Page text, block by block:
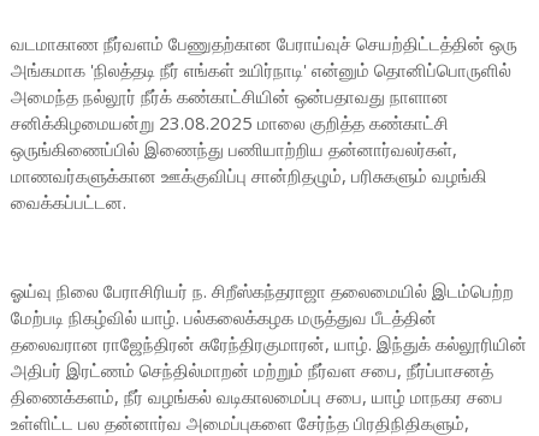
வடமாகாண நீர்வளம் பேணுதற்கான பேராய்வுச் செயற்திட்டத்தின் ஒரு
அங்கமாக 'நிலத்தடி நீர் எங்கள் உயிர்நாடி' என்னும் தொனிப்பொருளில்
அமைந்த நல்லூர் நீர்க் கண்காட்சியின் ஒன்பதாவது நாளான
சனிக்கிழமையன்று 23.08.2025 மாலை குறித்த கண்காட்சி
ஒருங்கிணைப்பில் இணைந்து பணியாற்றிய தன்னார்வலர்கள்,
மாணவர்களுக்கான ஊக்குவிப்பு சான்றிதழும், பரிசுகளும் வழங்கி
வைக்கப்பட்டன.
ஓய்வு நிலை பேராசிரியர் ந. சிறீஸ்கந்தராஜா தலைமையில் இடம்பெற்ற
மேற்படி நிகழ்வில் யாழ். பல்கலைக்கழக மருத்துவ பீடத்தின்
தலைவரான ராஜேந்திரன் சுரேந்திரகுமாரன், யாழ். இந்துக் கல்லூரியின்
அதிபர் இரட்ணம் செந்தில்மாறன் மற்றும் நீர்வள சபை, நீர்ப்பாசனத்
திணைக்களம், நீர் வழங்கல் வடிகாலமைப்பு சபை, யாழ் மாநகர சபை
உள்ளிட்ட பல தன்னார்வ அமைப்புகளை சேர்ந்த பிரதிநிதிகளும்,